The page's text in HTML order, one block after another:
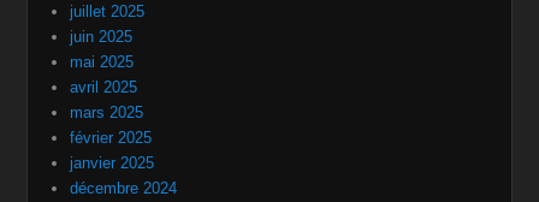
juillet 2025
juin 2025
mai 2025
avril 2025
mars 2025
février 2025
janvier 2025
décembre 2024